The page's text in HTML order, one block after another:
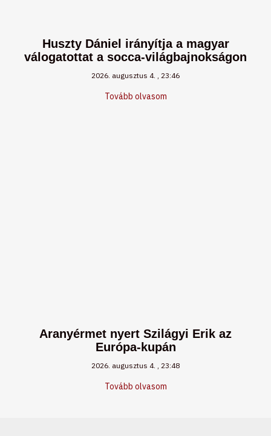
Huszty Dániel irányítja a magyar
válogatottat a socca-világbajnokságon
2026. augusztus 4. 23:46
Tovább olvasom
Aranyérmet nyert Szilágyi Erik az
Európa-kupán
2026. augusztus 4. 23:48
Tovább olvasom